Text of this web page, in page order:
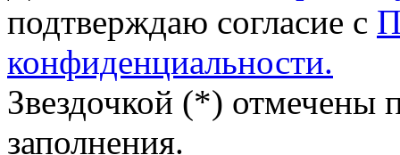
подтверждаю согласие с
конфиденциальности.
Звездочкой (*) отмечены
заполнения.